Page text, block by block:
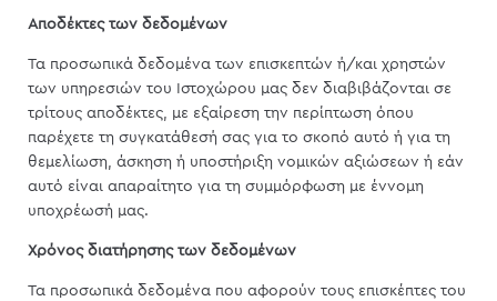
Αποδέκτες των δεδομένων
Τα προσωπικά δεδομένα των επισκεπτών ή/και χρηστών
των υπηρεσιών του Ιστοχώρου μας δεν διαβιβάζονται σε
τρίτους αποδέκτες, με εξαίρεση την περίπτωση όπου
παρέχετε τη συγκατάθεσή σας για το σκοπό αυτό ή για τη
θεμελίωση, άσκηση ή υποστήριξη νομικών αξιώσεων ή εάν
αυτό είναι απαραίτητο για τη συμμόρφωση με έννομη
υποχρέωσή μας.
Χρόνος διατήρησης των δεδομένων
Τα προσωπικά δεδομένα που αφορούν τους επισκέπτες του